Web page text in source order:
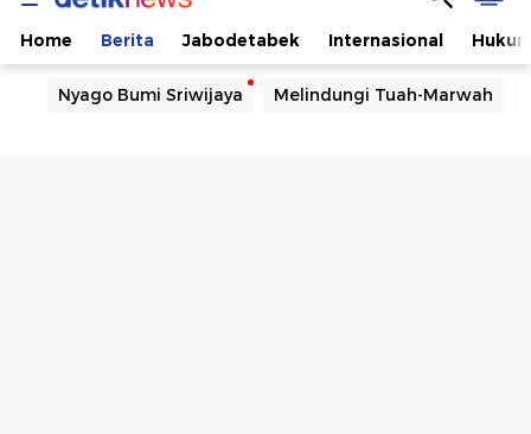
Home Berita Jabodetabek Internasional
Nyago Bumi Sriwijaya Melindungi Tuah-Marwah